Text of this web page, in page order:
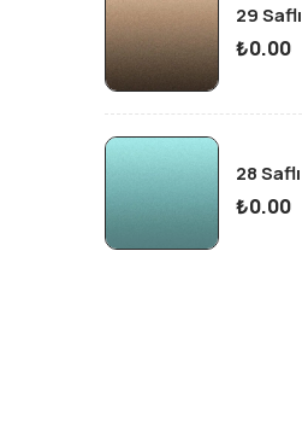
29 Saflı
₺0.00
28 Saflı
₺0.00